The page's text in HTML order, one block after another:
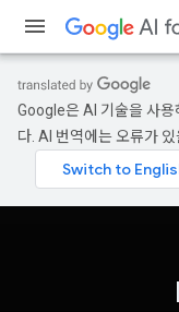
Google은 AI 기술을 사용
다. AI 번역에는 오류가 있